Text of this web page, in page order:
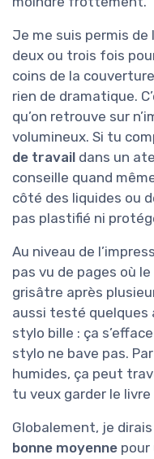
Je me suis permis de
deux ou trois fois
coins de la
rien de dramatique.
qu’on retrouve sur
volumineux. Si tu
de travail dans un
conseille quand
côté des liquides ou
pas plastifié ni
Au niveau de
pas vu de pages où
grisâtre après
aussi testé quelques
stylo bille : ça
stylo ne bave pas.
humides, ça peut
tu veux garder le
Globalement, je
bonne moyenne pour